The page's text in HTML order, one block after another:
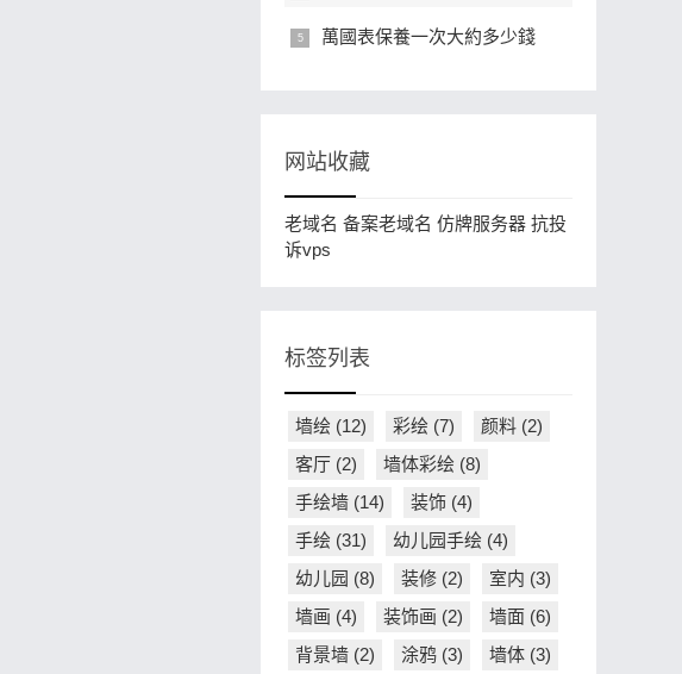
​萬國表保養一次大約多少錢
网站收藏
老域名 备案老域名 仿牌服务器 抗投
诉vps
标签列表
墙绘 (12) 彩绘 (7) 颜料 (2)
客厅 (2) 墙体彩绘 (8)
手绘墙 (14) 装饰 (4)
手绘 (31) 幼儿园手绘 (4)
幼儿园 (8) 装修 (2) 室内 (3)
墙画 (4) 装饰画 (2) 墙面 (6)
背景墙 (2) 涂鸦 (3) 墙体 (3)